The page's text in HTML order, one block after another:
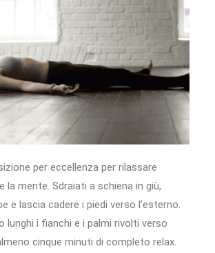
per eccellenza per rilassare
la mente. Sdraiati a schiena in giù,
e lascia cadere i piedi verso l’esterno.
lunghi i fianchi e i palmi rivolti verso
cinque minuti di completo relax.